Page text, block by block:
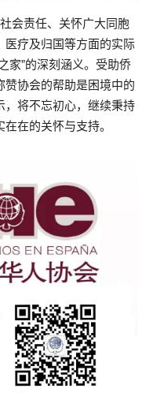
会责任、关怀广大同胞
医疗及归国等方面的实际
家”的深刻涵义。受助侨
赞协会的帮助是困境中的
，将不忘初心，继续秉持
在的关怀与支持。